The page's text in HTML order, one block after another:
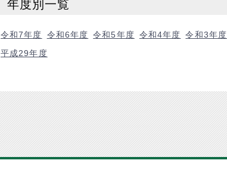
年度別一覧
令和7年度 令和6年度 令和5年度 令和4年度 令和3年度
平成29年度